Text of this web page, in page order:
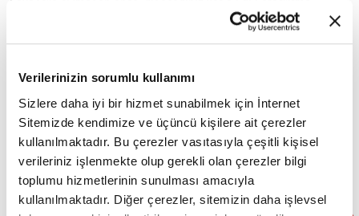
Verilerinizin sorumlu kullanımı
Sizlere daha iyi bir hizmet sunabilmek için İnternet
Sitemizde kendimize ve üçüncü kişilere ait çerezler
kullanılmaktadır. Bu çerezler vasıtasıyla çeşitli kişisel
verileriniz işlenmekte olup gerekli olan çerezler bilgi
toplumu hizmetlerinin sunulması amacıyla
kullanılmaktadır. Diğer çerezler, sitemizin daha işlevsel
yaparak sağlıklı yemek seçeneklerini öğrenin. Restoranlar, oteller
edinmek, aç olduğunuzda ne yiyeceğinizi seçmenizi
kolaylaştıracaktır. Ayrıca, bazı otellerde sağlıklı menüler ve diyet
dostu seçenekler sunulmaktadır, bu yüzden konaklama yerinizi
seçerken bu detayları göz önünde bulundurun.
2. Yanınızda Sağlıklı Atıştırmalıklar Taşıyın
Seyahate çıktığınızda, özellikle uzun yolculuklarda sağlıklı